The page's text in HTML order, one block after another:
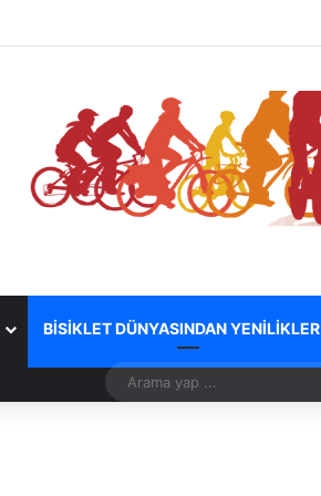
BISIKLET DÜNYASINDAN YENILIKLER